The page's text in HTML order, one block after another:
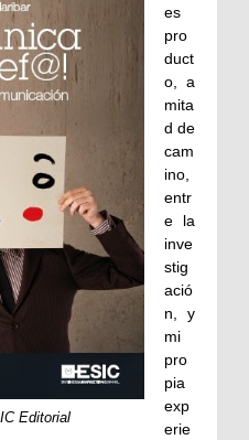
Editorial
es
pro
duct
o, a
mita
d de
cam
ino,
entr
e la
inve
stig
ació
n, y
mi
pro
pia
exp
erie